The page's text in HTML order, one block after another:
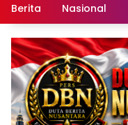
Berita Nasional